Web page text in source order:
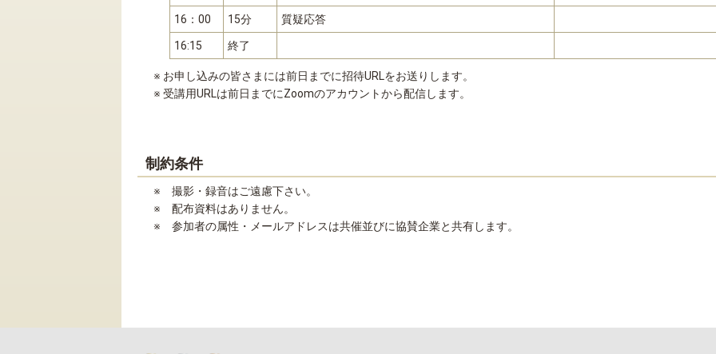
16：00 15分 質疑応答
16:15 終了
※ お申し込みの皆さまには前日までに招待URLをお送りします。
※ 受講用URLは前日までにZoomのアカウントから配信します。
制約条件
※ 撮影・録音はご遠慮下さい。
※ 配布資料はありません。
※ 参加者の属性・メールアドレスは共催並びに協賛企業と共有します。